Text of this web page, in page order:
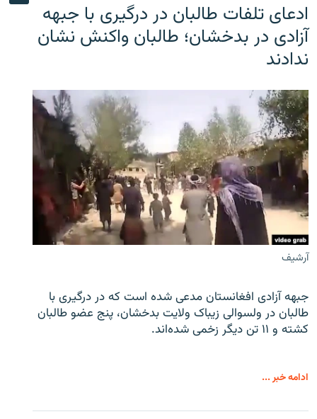
ادعای تلفات طالبان در درگیری با جبهه
آزادی در بدخشان؛ طالبان واکنش نشان
ندادند
آرشیف
جبهه آزادی افغانستان مدعی شده است که در درگیری با
طالبان در ولسوالی زیباک ولایت بدخشان، پنج عضو طالبان
کشته و ۱۱ تن دیگر زخمی شده‌اند.
ادامه خبر ...